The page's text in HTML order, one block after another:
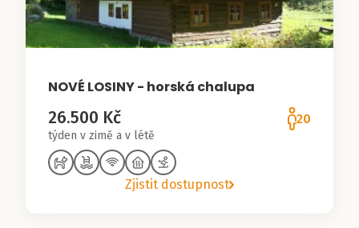
NOVÉ LOSINY - horská chalupa
26.500 Kč
týden v zimě a v létě
20
Zjistit dostupnost